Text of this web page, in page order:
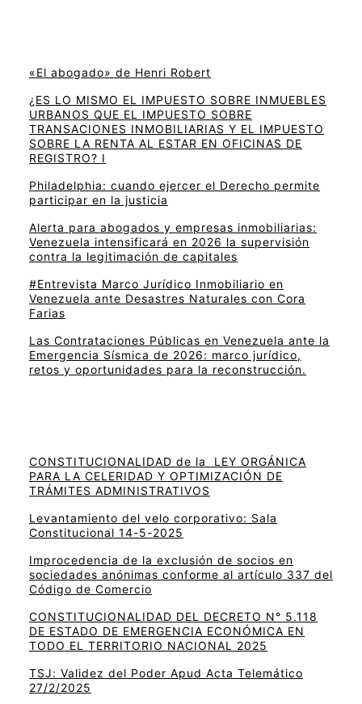
«El abogado» de Henri Robert
¿ES LO MISMO EL IMPUESTO SOBRE INMUEBLES
URBANOS QUE EL IMPUESTO SOBRE
TRANSACIONES INMOBILIARIAS Y EL IMPUESTO
SOBRE LA RENTA AL ESTAR EN OFICINAS DE
REGISTRO? I
Philadelphia: cuando ejercer el Derecho permite
participar en la justicia
Alerta para abogados y empresas inmobiliarias:
Venezuela intensificará en 2026 la supervisión
contra la legitimación de capitales
#Entrevista Marco Jurídico Inmobiliario en
Venezuela ante Desastres Naturales con Cora
Farias
Las Contrataciones Públicas en Venezuela ante la
Emergencia Sísmica de 2026: marco jurídico,
retos y oportunidades para la reconstrucción.
CONSTITUCIONALIDAD de la LEY ORGÁNICA
PARA LA CELERIDAD Y OPTIMIZACIÓN DE
TRÁMITES ADMINISTRATIVOS
Levantamiento del velo corporativo: Sala
Constitucional 14-5-2025
Improcedencia de la exclusión de socios en
sociedades anónimas conforme al artículo 337 del
Código de Comercio
CONSTITUCIONALIDAD DEL DECRETO N° 5.118
DE ESTADO DE EMERGENCIA ECONÓMICA EN
TODO EL TERRITORIO NACIONAL 2025
TSJ: Validez del Poder Apud Acta Telemático
27/2/2025